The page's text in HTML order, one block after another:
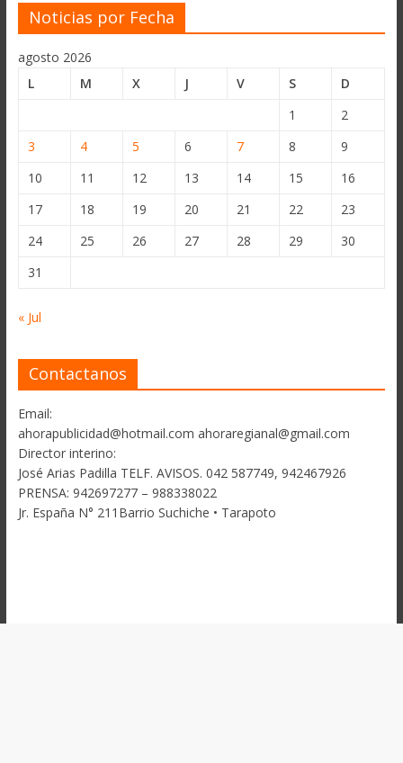
Noticias por Fecha
agosto 2026
L
M X J V S
D
1
2
3
4 5 6 7 8
9
10
11 12 13 14 15
16
17
18 19 20 21 22
23
24
25 26 27 28 29
30
31
« Jul
Contactanos
Email:
ahorapublicidad@hotmail.com ahoraregianal@gmail.com
Director interino:
José Arias Padilla TELF. AVISOS. 042 587749, 942467926
PRENSA: 942697277 – 988338022
Jr. España N° 211Barrio Suchiche • Tarapoto